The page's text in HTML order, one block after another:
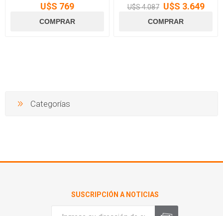
U$S 769 U$S 4.087 U$S 3.649
Categorías
SUSCRIPCIÓN A NOTICIAS